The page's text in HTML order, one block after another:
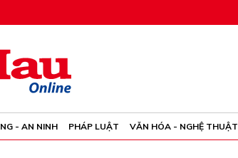
- AN NINH PHÁP LUẬT VĂN HÓA - NGHỆ THUẬT